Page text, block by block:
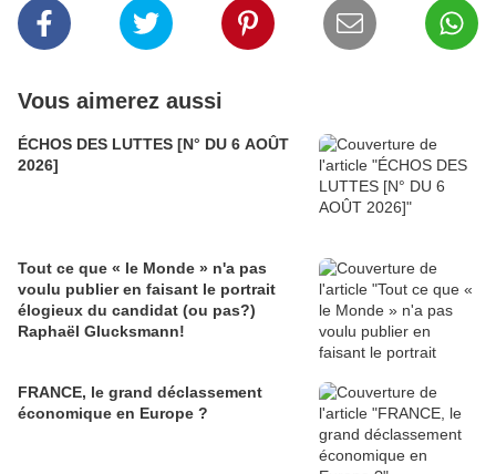
Vous aimerez aussi
ÉCHOS DES LUTTES [N° DU 6 AOÛT
2026]
Tout ce que « le Monde » n'a pas
voulu publier en faisant le portrait
élogieux du candidat (ou pas?)
Raphaël Glucksmann!
FRANCE, le grand déclassement
économique en Europe ?